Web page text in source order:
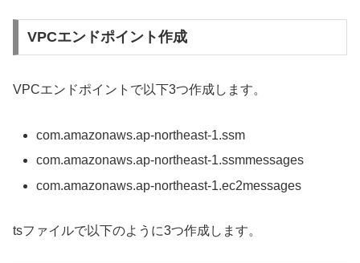
VPCエンドポイント作成
VPCエンドポイントで以下3つ作成します。
com.amazonaws.ap-northeast-1.ssm
com.amazonaws.ap-northeast-1.ssmmessages
com.amazonaws.ap-northeast-1.ec2messages
tsファイルで以下のように3つ作成します。